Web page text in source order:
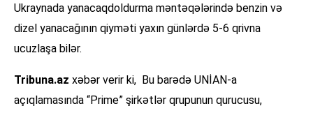
Ukraynada yanacaqdoldurma məntəqələrində benzin və
dizel yanacağının qiyməti yaxın günlərdə 5-6 qrivna
ucuzlaşa bilər.
Tribuna.az xəbər verir ki, Bu barədə UNİAN-a
açıqlamasında “Prime” şirkətlər qrupunun qurucusu,